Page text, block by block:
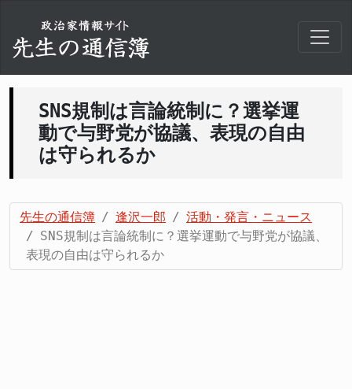
SNS規制は言論統制に？選挙運
動で与野党が協議、表現の自由
は守られるか
先生の通信簿 逢沢一郎
活動・発言・ニュース
SNS規制は言論統制に？選挙運動で与野党が協議、
表現の自由は守られるか